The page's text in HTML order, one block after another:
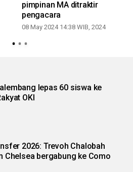
pimpinan MA ditraktir
pengacara
08 May 2024 14:38 WIB, 2024
lepas 60 siswa ke
OKI
2026: Trevoh Chalobah
Chelsea bergabung ke Como